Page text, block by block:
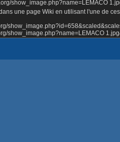
show_image.php?name=LEMACO
une page Wiki en utilisant l'une de
show_image.php?name=LEMACO